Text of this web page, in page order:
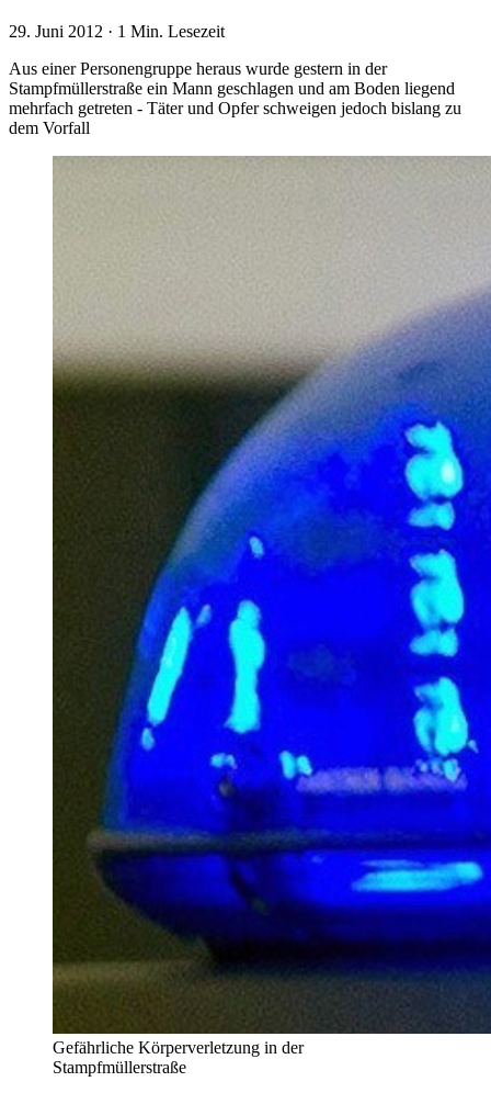
29. Juni 2012 · 1 Min. Lesezeit
Aus einer Personengruppe heraus wurde gestern in der
Stampfmüllerstraße ein Mann geschlagen und am Boden liegend
mehrfach getreten - Täter und Opfer schweigen jedoch bislang zu
dem Vorfall
Gefährliche Körperverletzung in der
Stampfmüllerstraße